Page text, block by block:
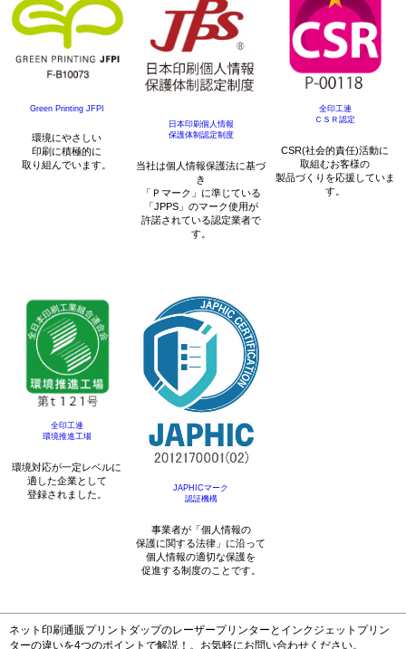
Green Printing JFPI
環境にやさしい
印刷に積極的に
取り組んでいます。
日本印刷個人情報
保護体制認定制度
当社は個人情報保護法に基づ
き
「Ｐマーク」に準じている
「JPPS」のマーク使用が
許諾されている認定業者で
す。
全印工連
ＣＳＲ認定
CSR(社会的責任)活動に
取組むお客様の
製品づくりを応援していま
す。
全印工連
環境推進工場
環境対応が一定レベルに
適した企業として
登録されました。
JAPHICマーク
認証機構
事業者が「個人情報の
保護に関する法律」に沿って
個人情報の適切な保護を
促進する制度のことです。
ネット印刷通販プリントダップのレーザープリンターとインクジェットプリン
ターの違いを4つのポイントで解説！。お気軽にお問い合わせください。